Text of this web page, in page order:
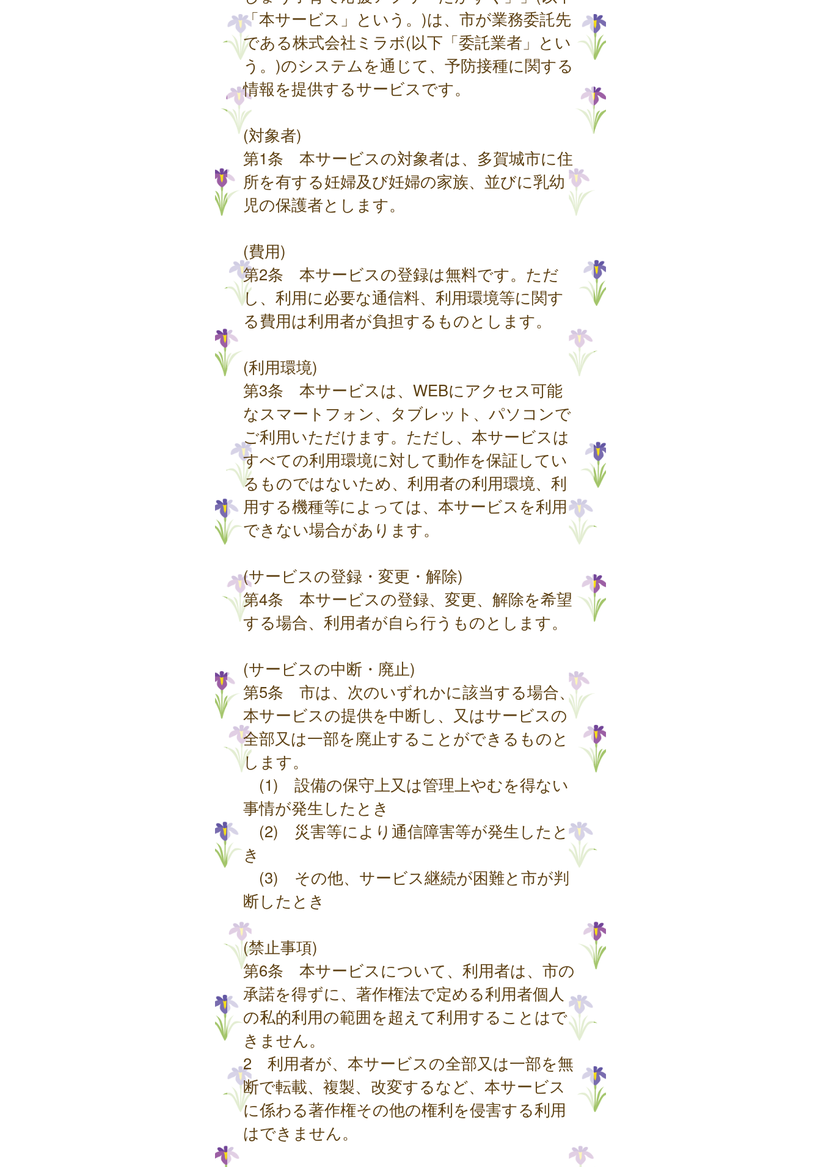
「本サービス」という。)は、市が業務委託先
である株式会社ミラボ(以下「委託業者」とい
う。)のシステムを通じて、予防接種に関する
情報を提供するサービスです。
(対象者)
第1条 本サービスの対象者は、多賀城市に住
所を有する妊婦及び妊婦の家族、並びに乳幼
児の保護者とします。
(費用)
第2条 本サービスの登録は無料です。ただ
し、利用に必要な通信料、利用環境等に関す
る費用は利用者が負担するものとします。
(利用環境)
第3条 本サービスは、WEBにアクセス可能
なスマートフォン、タブレット、パソコンで
ご利用いただけます。ただし、本サービスは
すべての利用環境に対して動作を保証してい
るものではないため、利用者の利用環境、利
用する機種等によっては、本サービスを利用
できない場合があります。
(サービスの登録・変更・解除)
第4条 本サービスの登録、変更、解除を希望
する場合、利用者が自ら行うものとします。
(サービスの中断・廃止)
第5条 市は、次のいずれかに該当する場合、
本サービスの提供を中断し、又はサービスの
全部又は一部を廃止することができるものと
します。
(1) 設備の保守上又は管理上やむを得ない
事情が発生したとき
(2) 災害等により通信障害等が発生したと
き
(3) その他、サービス継続が困難と市が判
断したとき
(禁止事項)
第6条 本サービスについて、利用者は、市の
承諾を得ずに、著作権法で定める利用者個人
の私的利用の範囲を超えて利用することはで
きません。
2 利用者が、本サービスの全部又は一部を無
断で転載、複製、改変するなど、本サービス
に係わる著作権その他の権利を侵害する利用
はできません。